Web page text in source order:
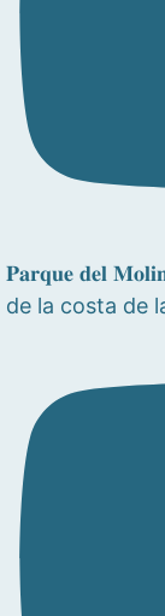
𝐏𝐚𝐫𝐪𝐮𝐞 𝐝𝐞𝐥
de la costa de